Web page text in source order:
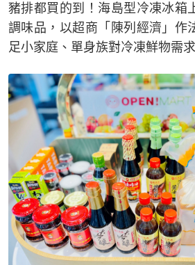
豬排都買的到！海島型冷凍冰箱
調味品，以超商「陳列經濟」作
足小家庭、單身族對冷凍鮮物需求